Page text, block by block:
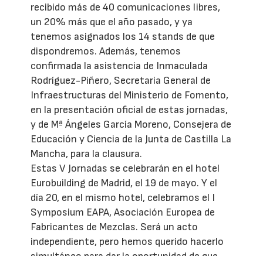
recibido más de 40 comunicaciones libres,
un 20% más que el año pasado, y ya
tenemos asignados los 14 stands de que
dispondremos. Además, tenemos
confirmada la asistencia de Inmaculada
Rodríguez-Piñero, Secretaria General de
Infraestructuras del Ministerio de Fomento,
en la presentación oficial de estas jornadas,
y de Mª Ángeles García Moreno, Consejera de
Educación y Ciencia de la Junta de Castilla La
Mancha, para la clausura.
Estas V Jornadas se celebrarán en el hotel
Eurobuilding de Madrid, el 19 de mayo. Y el
día 20, en el mismo hotel, celebramos el I
Symposium EAPA, Asociación Europea de
Fabricantes de Mezclas. Será un acto
independiente, pero hemos querido hacerlo